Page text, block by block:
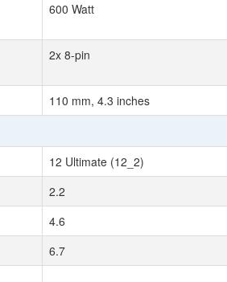
600 Watt
2x 8-pin
110 mm, 4.3 inches
12 Ultimate (12_2)
2.2
4.6
6.7